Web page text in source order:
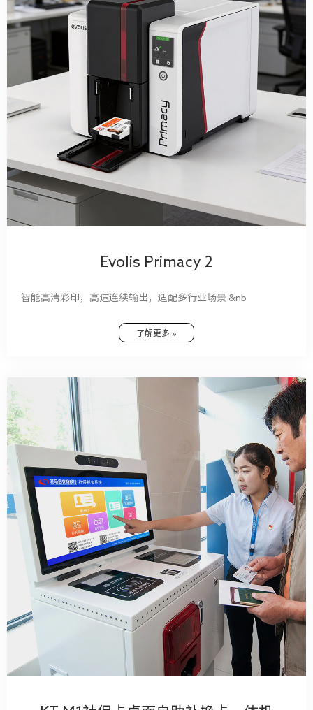
Evolis Primacy 2
智能高清彩印，高速连续输出，适配多行业场景 &nb
了解更多 »